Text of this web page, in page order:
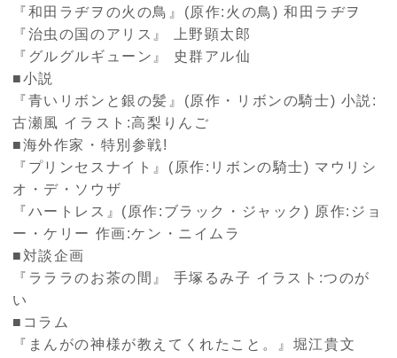
『和田ラヂヲの火の鳥』(原作:火の鳥) 和田ラヂヲ
『治虫の国のアリス』 上野顕太郎
『グルグルギューン』 史群アル仙
■小説
『青いリボンと銀の髪』(原作・リボンの騎士) 小説:
古瀬風 イラスト:高梨りんご
■海外作家・特別参戦!
『プリンセスナイト』(原作:リボンの騎士) マウリシ
オ・デ・ソウザ
『ハートレス』(原作:ブラック・ジャック) 原作:ジョ
ー・ケリー 作画:ケン・ニイムラ
■対談企画
『ラララのお茶の間』 手塚るみ子 イラスト:つのが
い
■コラム
『まんがの神様が教えてくれたこと。』堀江貴文